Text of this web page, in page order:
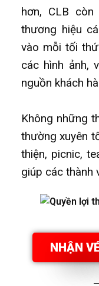
hơn, CLB
thương hiệu
vào mỗi tối
các hình ảnh,
nguồn khách
Không những
thường xuyên
thiện, picnic,
giúp các thành
NHẬN